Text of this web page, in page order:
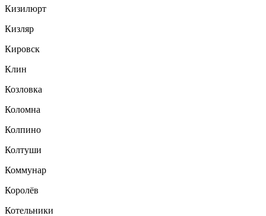
Кизилюрт
Кизляр
Кировск
Клин
Козловка
Коломна
Колпино
Колтуши
Коммунар
Королёв
Котельники